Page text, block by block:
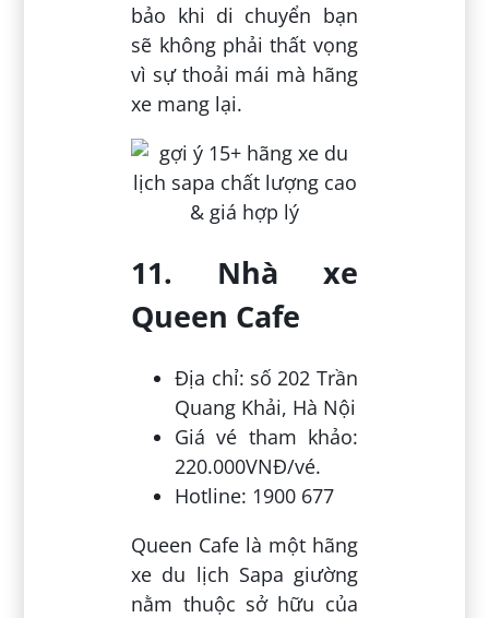
bảo khi di chuyển bạn
sẽ không phải thất vọng
vì sự thoải mái mà hãng
xe mang lại.
11. Nhà xe
Queen Cafe
Địa chỉ: số 202 Trần
Quang Khải, Hà Nội
Giá vé tham khảo:
220.000VNĐ/vé.
Hotline: 1900 677
Queen Cafe là một hãng
xe du lịch Sapa giường
nằm thuộc sở hữu của